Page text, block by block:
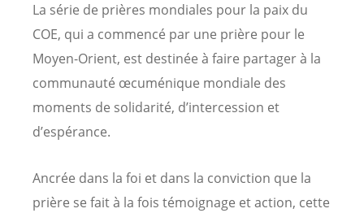
La série de prières mondiales pour la paix du
COE, qui a commencé par une prière pour le
Moyen-Orient, est destinée à faire partager à la
communauté œcuménique mondiale des
moments de solidarité, d’intercession et
d’espérance.
Ancrée dans la foi et dans la conviction que la
prière se fait à la fois témoignage et action, cette